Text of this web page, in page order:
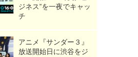
ジネス”を一夜でキャッ
チ
アニメ『サンダー３』
放送開始日に渋谷をジ